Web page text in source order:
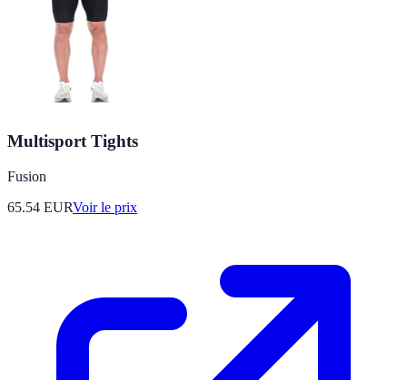
Multisport Tights
Fusion
65.54 EURVoir le prix